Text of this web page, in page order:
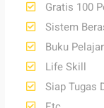
Gratis 100
Sistem
Buku
Life Skill
Siap Tugas